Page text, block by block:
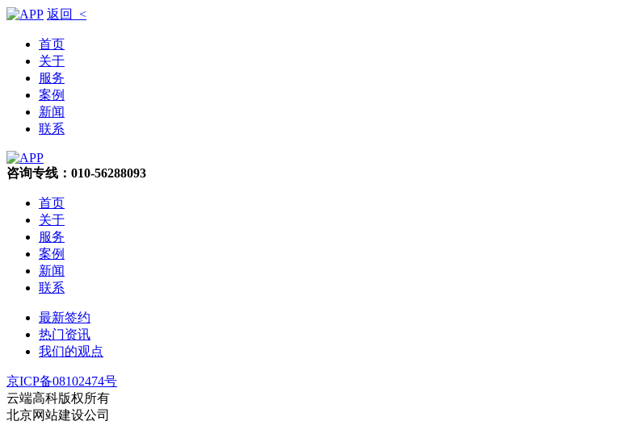
返回 <
首页
关于
服务
案例
新闻
联系
咨询专线：010-56288093
首页
关于
服务
案例
新闻
联系
最新签约
热门资讯
我们的观点
京ICP备08102474号
云端高科版权所有
北京网站建设公司